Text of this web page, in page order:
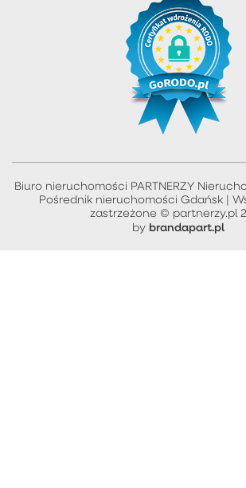
Biuro nieruchomości PARTNERZY
Pośrednik nieruchomości Gdańsk |
zastrzeżone © partnerzy.pl
by brandapart.pl